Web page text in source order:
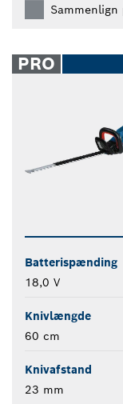
PRO
Batterispænding
18,0 V
Knivlængde
60 cm
Knivafstand
23 mm